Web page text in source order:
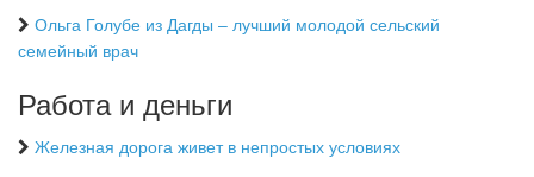
Ольга Голубе из Дагды – лучший молодой сельский
семейный врач
Работа и деньги
Железная дорога живет в непростых условиях